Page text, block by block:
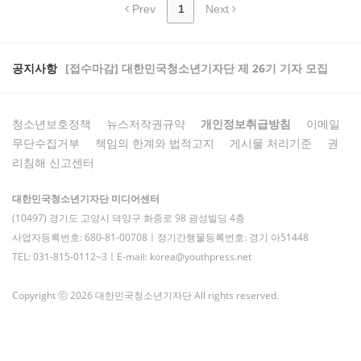
Prev 1 Next
공지사항 [접수마감] 대한민국청소년기자단 제 26기 기자 모집
청소년보호정책 뉴스저작권규약 개인정보취급방침
이메일
무단수집거부
책임의 한계와 법적고지 게시물 처리기준
권
리침해 신고센터
대한민국청소년기자단 미디어센터
(10497) 경기도 고양시 덕양구 화중로 98 광성빌딩 4층
사업자등록번호: 680-81-00708ㅣ정기간행물등록번호: 경기 아51448
TEL: 031-815-0112~3ㅣE-mail: korea@youthpress.net
Copyright ⓒ 2026 대한민국청소년기자단 All rights reserved.